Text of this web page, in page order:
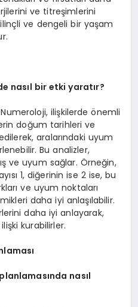
ve titreşimlerini
ve dengeli bir yaşam
nasıl bir etki yaratır?
Numeroloji, ilişkilerde önemli
doğum tarihleri ve
aralarındaki uyum
Bu analizler,
ve uyum sağlar. Örneğin,
1, diğerinin ise 2 ise, bu
ve uyum noktaları
daha iyi anlaşılabilir.
daha iyi anlayarak,
kurabilirler.
nasıl